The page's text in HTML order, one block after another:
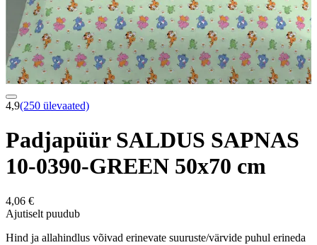
4,9(250 ülevaated)
Padjapüür SALDUS SAPNAS
10-0390-GREEN 50x70 cm
4,06 €
Ajutiselt puudub
Hind ja allahindlus võivad erinevate suuruste/värvide puhul erineda